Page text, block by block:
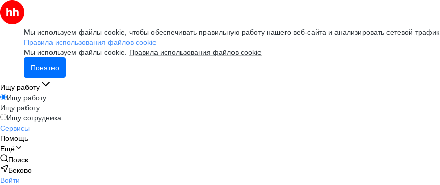
Мы используем файлы cookie, чтобы обеспечивать правильную работу нашего веб-сайта и анализировать сетевой трафик.
Правила использования файлов cookie
Мы используем файлы cookie. Правила использования файлов cookie
Понятно
Ищу работу
Ищу работу
Ищу работу
Ищу сотрудника
Сервисы
Помощь
Ещё
Поиск
Беково
Войти